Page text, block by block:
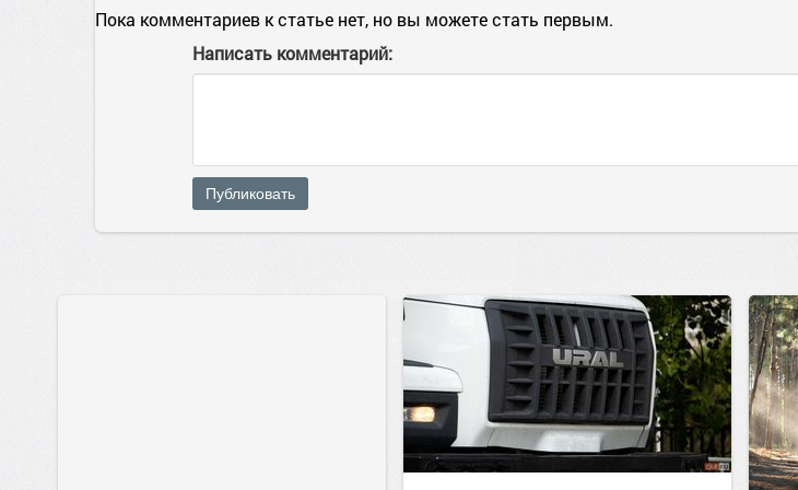
Пока комментариев к статье нет, но вы можете стать первым.
Написать комментарий:
Публиковать